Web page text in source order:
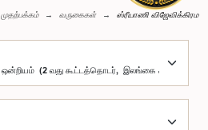
முதற்பக்கம் வருகைகள் ஸ்ரீயாணி விஜேவிக்கிரம